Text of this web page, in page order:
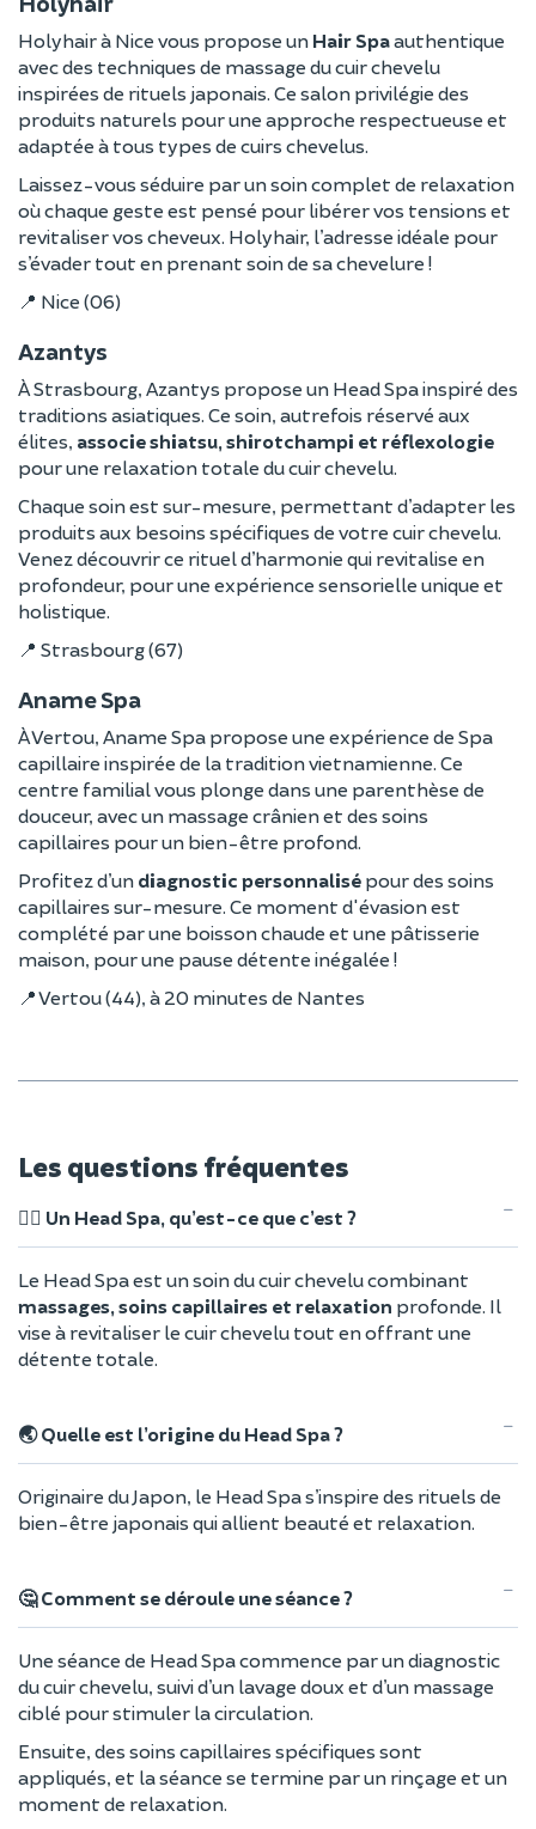
Holyhair à Nice vous propose un Hair Spaauthentique
avec des techniques de massage du cuir chevelu
inspirées de rituels japonais. Ce salon privilégie des
produits naturels pour une approche respectueuse et
adaptée à tous types de cuirs chevelus.
Laissez-vous séduire par un soin complet de relaxation
où chaque geste est pensé pour libérer vos tensions et
revitaliser vos cheveux. Holyhair, l’adresse idéale pour
s’évader tout en prenant soin de sa chevelure !
📍 Nice (06)
Azantys
À Strasbourg, Azantys propose un Head Spa inspiré des
traditions asiatiques. Ce soin, autrefois réservé aux
élites, associe shiatsu, shirotchampi et réflexologie
pour une relaxation totale du cuir chevelu.
Chaque soin est sur-mesure, permettant d’adapter les
produits aux besoins spécifiques de votre cuir chevelu.
Venez découvrir ce rituel d’harmonie qui revitalise en
profondeur, pour une expérience sensorielle unique et
holistique.
📍 Strasbourg (67)
Aname Spa
À Vertou, Aname Spa propose une expérience de Spa
capillaire inspirée de la tradition vietnamienne. Ce
centre familial vous plonge dans une parenthèse de
douceur, avec un massage crânien et des soins
capillaires pour un bien-être profond.
Profitez d’un diagnostic personnalisé pour des soins
capillaires sur-mesure. Ce moment d'évasion est
complété par une boisson chaude et une pâtisserie
maison, pour une pause détente inégalée !
📍 Vertou (44), à 20 minutes de Nantes
Les questions fréquentes
🧖‍♀️ Un Head Spa, qu’est-ce que c’est ?
Le Head Spa est un soin du cuir chevelu combinant
massages, soins capillaires et relaxation profonde. Il
vise à revitaliser le cuir chevelu tout en offrant une
détente totale.
🌏 Quelle est l’origine du Head Spa ?
Originaire du Japon, le Head Spa s’inspire des rituels de
bien-être japonais qui allient beauté et relaxation.
🤔 Comment se déroule une séance ?
Une séance de Head Spa commence par un diagnostic
du cuir chevelu, suivi d’un lavage doux et d’un massage
ciblé pour stimuler la circulation.
Ensuite, des soins capillaires spécifiques sont
appliqués, et la séance se termine par un rinçage et un
moment de relaxation.